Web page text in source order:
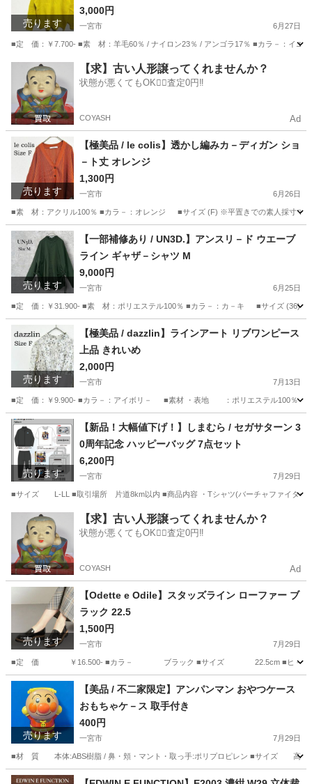
売ります
3,000円
一宮市 6月27日
■定 価：￥7.700- ■素 材：羊毛60％ / ナイロン23％ / アンゴラ17％ ■カラ－：イ
一宮市 ニット アンゴラ
【求】古い人形譲ってくれませんか？
状態が悪くてもOK🙆‍♀️査定0円‼️
COYASH Ad
売ります
【極美品 / le colis】透かし編みカ－ディガン ショ
－ト丈 オレンジ
1,300円
一宮市 6月26日
■素 材：アクリル100％ ■カラ－：オレンジ ■サイズ (F) ※平置きでの素人採寸で
愛知 一宮市 カーディガン
売ります
【一部補修あり / UN3D.】アンスリ－ド ウエーブ
ライン ギャザ－シャツ M
9,000円
一宮市 6月25日
■定 価：￥31.900- ■素 材：ポリエステル100％ ■カラ－：カ－キ ■サイズ (36) ※平
愛知 一宮市 シャツ
売ります
【極美品 / dazzlin】ラインアート リブワンピース
上品 きれいめ
2,000円
一宮市 7月13日
■定 価：￥9.900- ■カラ－：アイボリ－ ■素材 ・表地 ：ポリエステル100
愛知 一宮市 ワンピース
売ります
【新品！大幅値下げ！】しまむら / セガサターン 3
0周年記念 ハッピーバッグ 7点セット
6,200円
一宮市 7月29日
■サイズ L-LL ■取引場所 片道8km以内 ■商品内容 ・Tシャツ(バーチャファイターデ
一宮市 その他 バーチャファイター
【求】古い人形譲ってくれませんか？
状態が悪くてもOK🙆‍♀️査定0円‼️
COYASH Ad
売ります
【Odette e Odile】スタッズライン ローファー ブ
ラック 22.5
1,500円
一宮市 7月29日
■定 価 ￥16.500- ■カラ－ ブラック ■サイズ 22.5cm ■ヒ－ルの高さ 3cm
愛知 一宮市 靴 FLT
売ります
【美品 / 不二家限定】アンパンマン おやつケース
おもちゃケ－ス 取手付き
400円
一宮市 7月29日
■材 質 本体:ABS樹脂 / 鼻・頬・マント・取っ手:ポリプロピレン ■サイズ 高さ
愛知 一宮市